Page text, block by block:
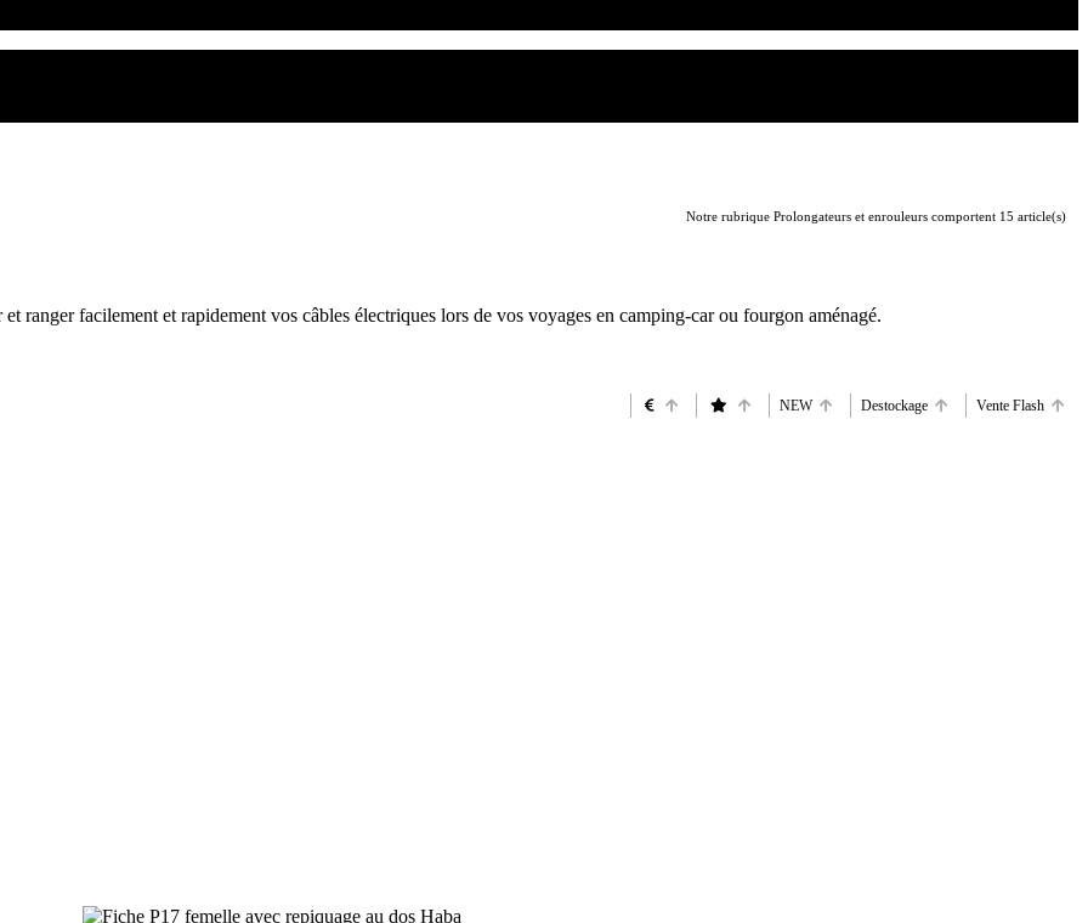
Notre rubrique Prolongateurs et enrouleurs comportent 15 article(s)
ranger facilement et rapidement vos câbles électriques lors de vos voyages en camping-car ou fourgon aménagé.
NEW Destockage Vente Flash